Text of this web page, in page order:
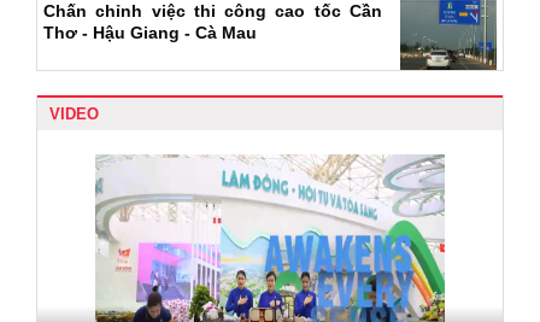
Chấn chỉnh việc thi công cao tốc Cần
Thơ - Hậu Giang - Cà Mau
VIDEO